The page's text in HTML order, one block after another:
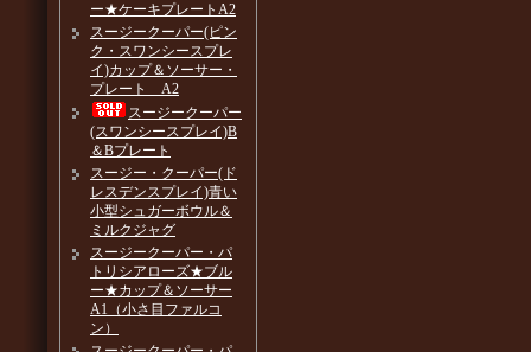
ー★ケーキプレートA2
スージークーパー(ピン
ク・スワンシースプレ
イ)カップ＆ソーサー・
プレート A2
スージークーパー
(スワンシースプレイ)B
＆Bプレート
スージー・クーパー(ド
レスデンスプレイ)青い
小型シュガーボウル＆
ミルクジャグ
スージークーパー・パ
トリシアローズ★ブル
ー★カップ＆ソーサー
A1（小さ目ファルコ
ン）